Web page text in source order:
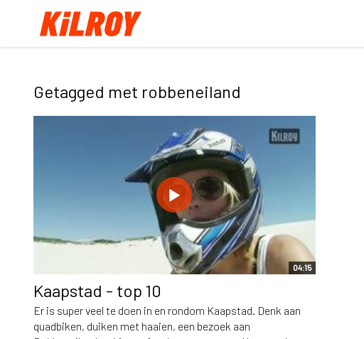
Getagged met robbeneiland
04:15
Kaapstad - top 10
Er is super veel te doen in en rondom Kaapstad. Denk aan
quadbiken, duiken met haaien, een bezoek aan